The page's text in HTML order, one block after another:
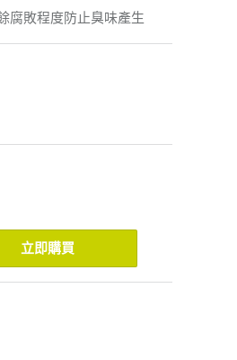
腐敗程度防止臭味產生
立即購買